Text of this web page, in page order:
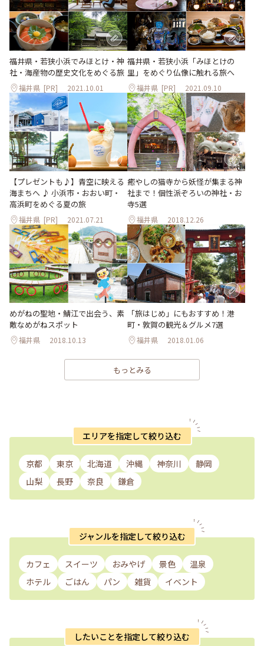
福井県・若狭小浜でみほとけ・神
社・海産物の歴史文化をめぐる旅
福井県 [PR] 2021.10.01
福井県・若狭小浜「みほとけの
里」をめぐり仏像に触れる旅へ
福井県 [PR] 2021.09.10
【プレゼントも♪】青空に映える
海まちへ ♪ 小浜市・おおい町・
高浜町をめぐる夏の旅
福井県 [PR] 2021.07.21
癒やしの猫寺から妖怪が集まる神
社まで！個性派ぞろいの神社・お
寺5選
福井県 2018.12.26
めがねの聖地・鯖江で出会う、素
敵なめがねスポット
福井県 2018.10.13
「旅はじめ」にもおすすめ！港
町・敦賀の観光＆グルメ7選
福井県 2018.01.06
もっとみる
エリアを指定して絞り込む
京都 東京 北海道 沖縄 神奈川
静岡
山梨
長野 奈良 鎌倉
ジャンルを指定して絞り込む
カフェ スイーツ おみやげ 景色
温泉
ホテル
ごはん パン 雑貨 イベント
したいことを指定して絞り込む